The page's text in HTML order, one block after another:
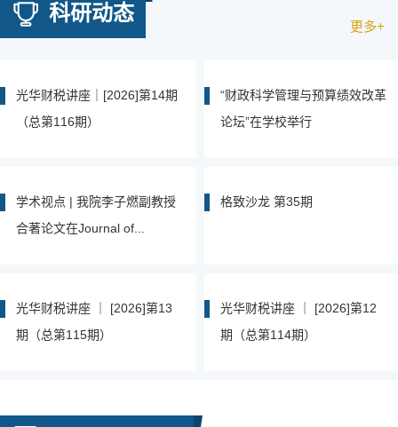
科研动态
更多+
光华财税讲座｜[2026]第14期
（总第116期）
“财政科学管理与预算绩效改革
论坛”在学校举行
学术视点 | 我院李子燃副教授
合著论文在Journal of...
格致沙龙 第35期
光华财税讲座 ｜ [2026]第13
期（总第115期）
光华财税讲座 ｜ [2026]第12
期（总第114期）